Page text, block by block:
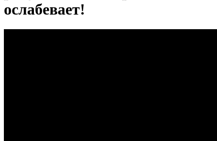
ослабевает!